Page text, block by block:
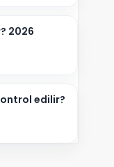
2026
edilir?